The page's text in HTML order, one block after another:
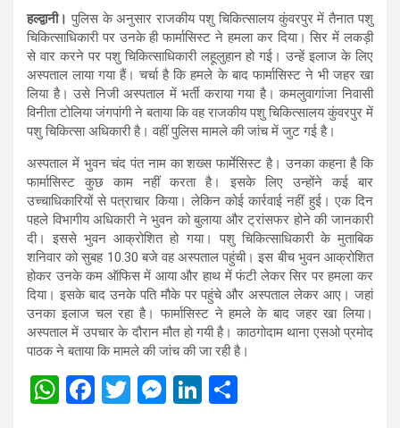
हल्द्वानी। पुलिस के अनुसार राजकीय पशु चिकित्सालय कुंवरपुर में तैनात पशु
चिकित्साधिकारी पर उनके ही फार्मासिस्ट ने हमला कर दिया। सिर में लकड़ी
से वार करने पर पशु चिकित्साधिकारी लहूलुहान हो गई। उन्हें इलाज के लिए
अस्पताल लाया गया हैं। चर्चा है कि हमले के बाद फार्मासिस्ट ने भी जहर खा
लिया है। उसे निजी अस्पताल में भर्ती कराया गया है। कमलुवागांजा निवासी
विनीता टोलिया जंगपांगी ने बताया कि वह राजकीय पशु चिकित्सालय कुंवरपुर में
पशु चिकित्सा अधिकारी है। वहीं पुलिस मामले की जांच में जुट गई है।
अस्पताल में भुवन चंद पंत नाम का शख्स फार्मेसिस्ट है। उनका कहना है कि
फार्मासिस्ट कुछ काम नहीं करता है। इसके लिए उन्होंने कई बार
उच्चाधिकारियों से पत्राचार किया। लेकिन कोई कार्रवाई नहीं हुई। एक दिन
पहले विभागीय अधिकारी ने भुवन को बुलाया और ट्रांसफर होने की जानकारी
दी। इससे भुवन आक्रोशित हो गया। पशु चिकित्साधिकारी के मुताबिक
शनिवार को सुबह 10.30 बजे वह अस्पताल पहुंची। इस बीच भुवन आक्रोशित
होकर उनके कम ऑफिस में आया और हाथ में फंटी लेकर सिर पर हमला कर
दिया। इसके बाद उनके पति मौके पर पहुंचे और अस्पताल लेकर आए। जहां
उनका इलाज चल रहा है। फार्मासिस्ट ने हमले के बाद जहर खा लिया।
अस्पताल में उपचार के दौरान मौत हो गयी है। काठगोदाम थाना एसओ प्रमोद
पाठक ने बताया कि मामले की जांच की जा रही है।
W F
T
M Li